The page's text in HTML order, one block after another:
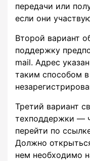
передачи или
если они
Второй вариант
поддержку
mail. Адрес
таким способом
Третий вариант
техподдержки —
перейти по
Должно
нем необходимо